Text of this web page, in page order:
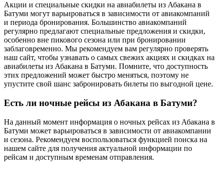
Акции и специальные скидки на авиабилеты из Абакана в
Батуми могут варьироваться в зависимости от авиакомпаний
и периода бронирования. Большинство авиакомпаний
регулярно предлагают специальные предложения и скидки,
особенно вне пикового сезона или при бронировании
заблаговременно. Мы рекомендуем вам регулярно проверять
наш сайт, чтобы узнавать о самых свежих акциях и скидках на
авиабилеты из Абакана в Батуми. Помните, что доступность
этих предложений может быстро меняться, поэтому не
упустите свой шанс забронировать билеты по выгодной цене.
Есть ли ночные рейсы из Абакана в Батуми?
На данный момент информация о ночных рейсах из Абакана в
Батуми может варьироваться в зависимости от авиакомпании
и сезона. Рекомендуем воспользоваться функцией поиска на
нашем сайте для получения актуальной информации по
рейсам и доступным временам отправления.